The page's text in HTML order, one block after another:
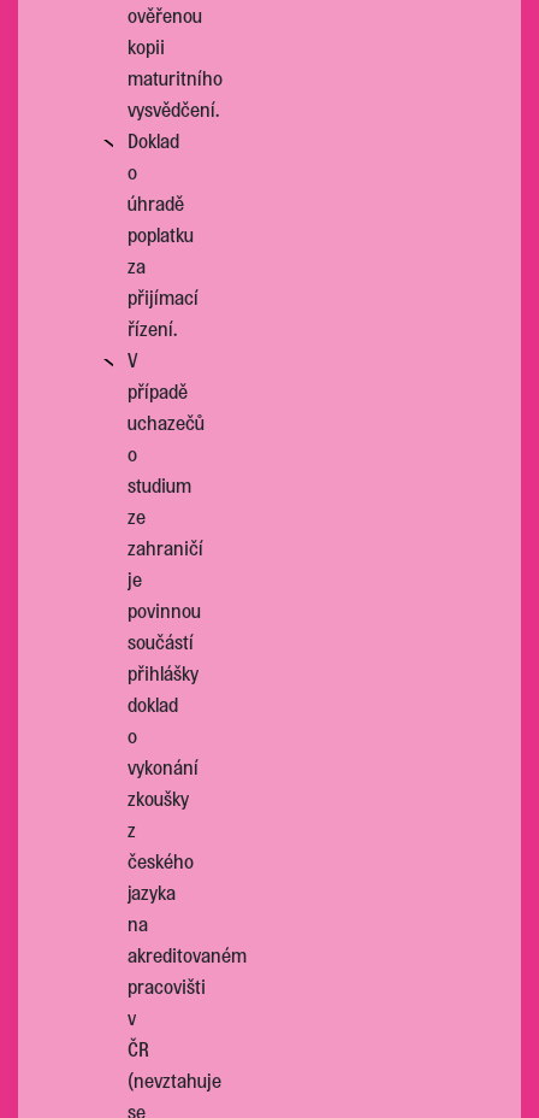
ověřenou
kopii
maturitního
vysvědčení.
Doklad
o
úhradě
poplatku
za
přijímací
řízení.
V
případě
uchazečů
o
studium
ze
zahraničí
je
povinnou
součástí
přihlášky
doklad
o
vykonání
zkoušky
z
českého
jazyka
na
akreditovaném
pracovišti
v
ČR
(nevztahuje
se